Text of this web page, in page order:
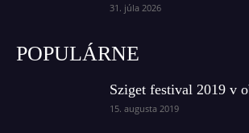
31. júla 2026
POPULÁRNE
Sziget festival 2019 v
15. augusta 2019